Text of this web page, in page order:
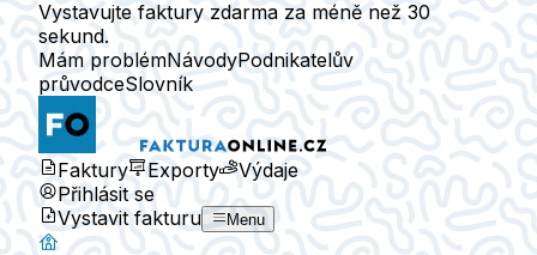
Vystavujte faktury zdarma za méně než 30
sekund.
Mám problémNávodyPodnikatelův
průvodceSlovník
Faktury Exporty
Výdaje
Přihlásit se
Vystavit fakturu
Menu